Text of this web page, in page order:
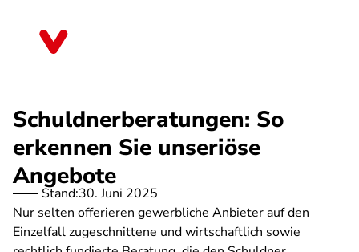
Schuldnerberatungen: So
erkennen Sie unseriöse
Angebote
Stand:30. Juni 2025
Nur selten offerieren gewerbliche Anbieter auf den
Einzelfall zugeschnittene und wirtschaftlich sowie